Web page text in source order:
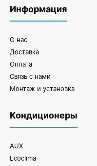
Информация
О нас
Доставка
Оплата
Связь с нами
Монтаж и установка
Кондиционеры
AUX
Ecoclima